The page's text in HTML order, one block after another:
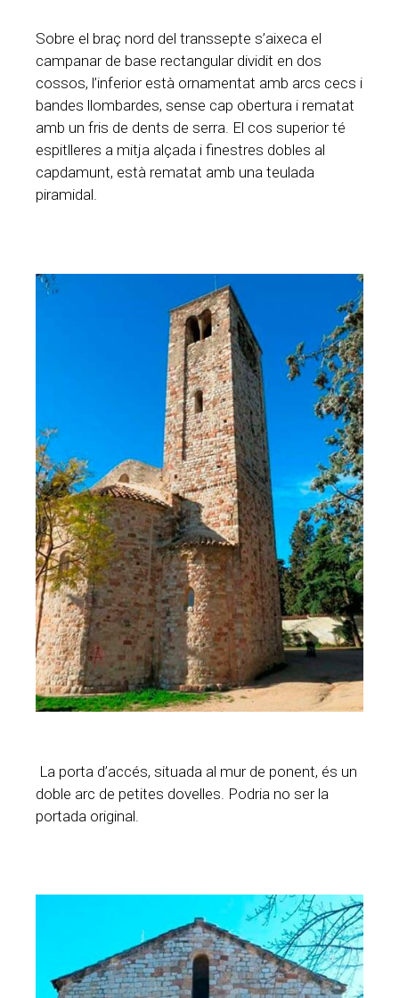
Sobre el braç nord del transsepte s’aixeca el
campanar de base rectangular dividit en dos
cossos, l’inferior està ornamentat amb arcs cecs i
bandes llombardes, sense cap obertura i rematat
amb un fris de dents de serra. El cos superior té
espitlleres a mitja alçada i finestres dobles al
capdamunt, està rematat amb una teulada
piramidal.
La porta d’accés, situada al mur de ponent, és un
doble arc de petites dovelles. Podria no ser la
portada original.